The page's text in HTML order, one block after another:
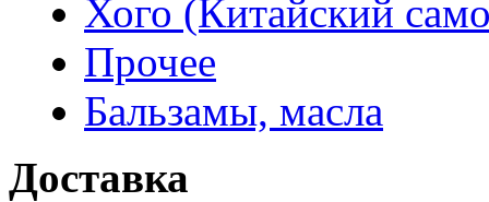
Хого (Китайский
Прочее
Бальзамы, масла
Доставка